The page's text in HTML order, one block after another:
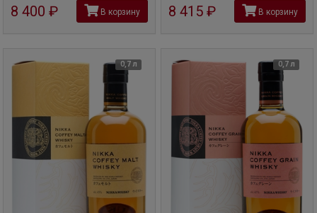
8 400 руб В корзину 8 415 руб В корзину
0,7 л 0,7 л